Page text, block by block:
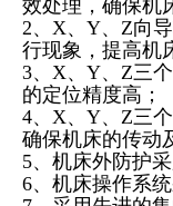
效处理，确保机
2、X、Y、Z向
行现象，提高机
3、X、Y、Z三
的定位精度高；
4、X、Y、Z三
确保机床的传动
5、机床外防护
6、机床操作系